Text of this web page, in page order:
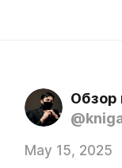
Обзор
May 15, 2025